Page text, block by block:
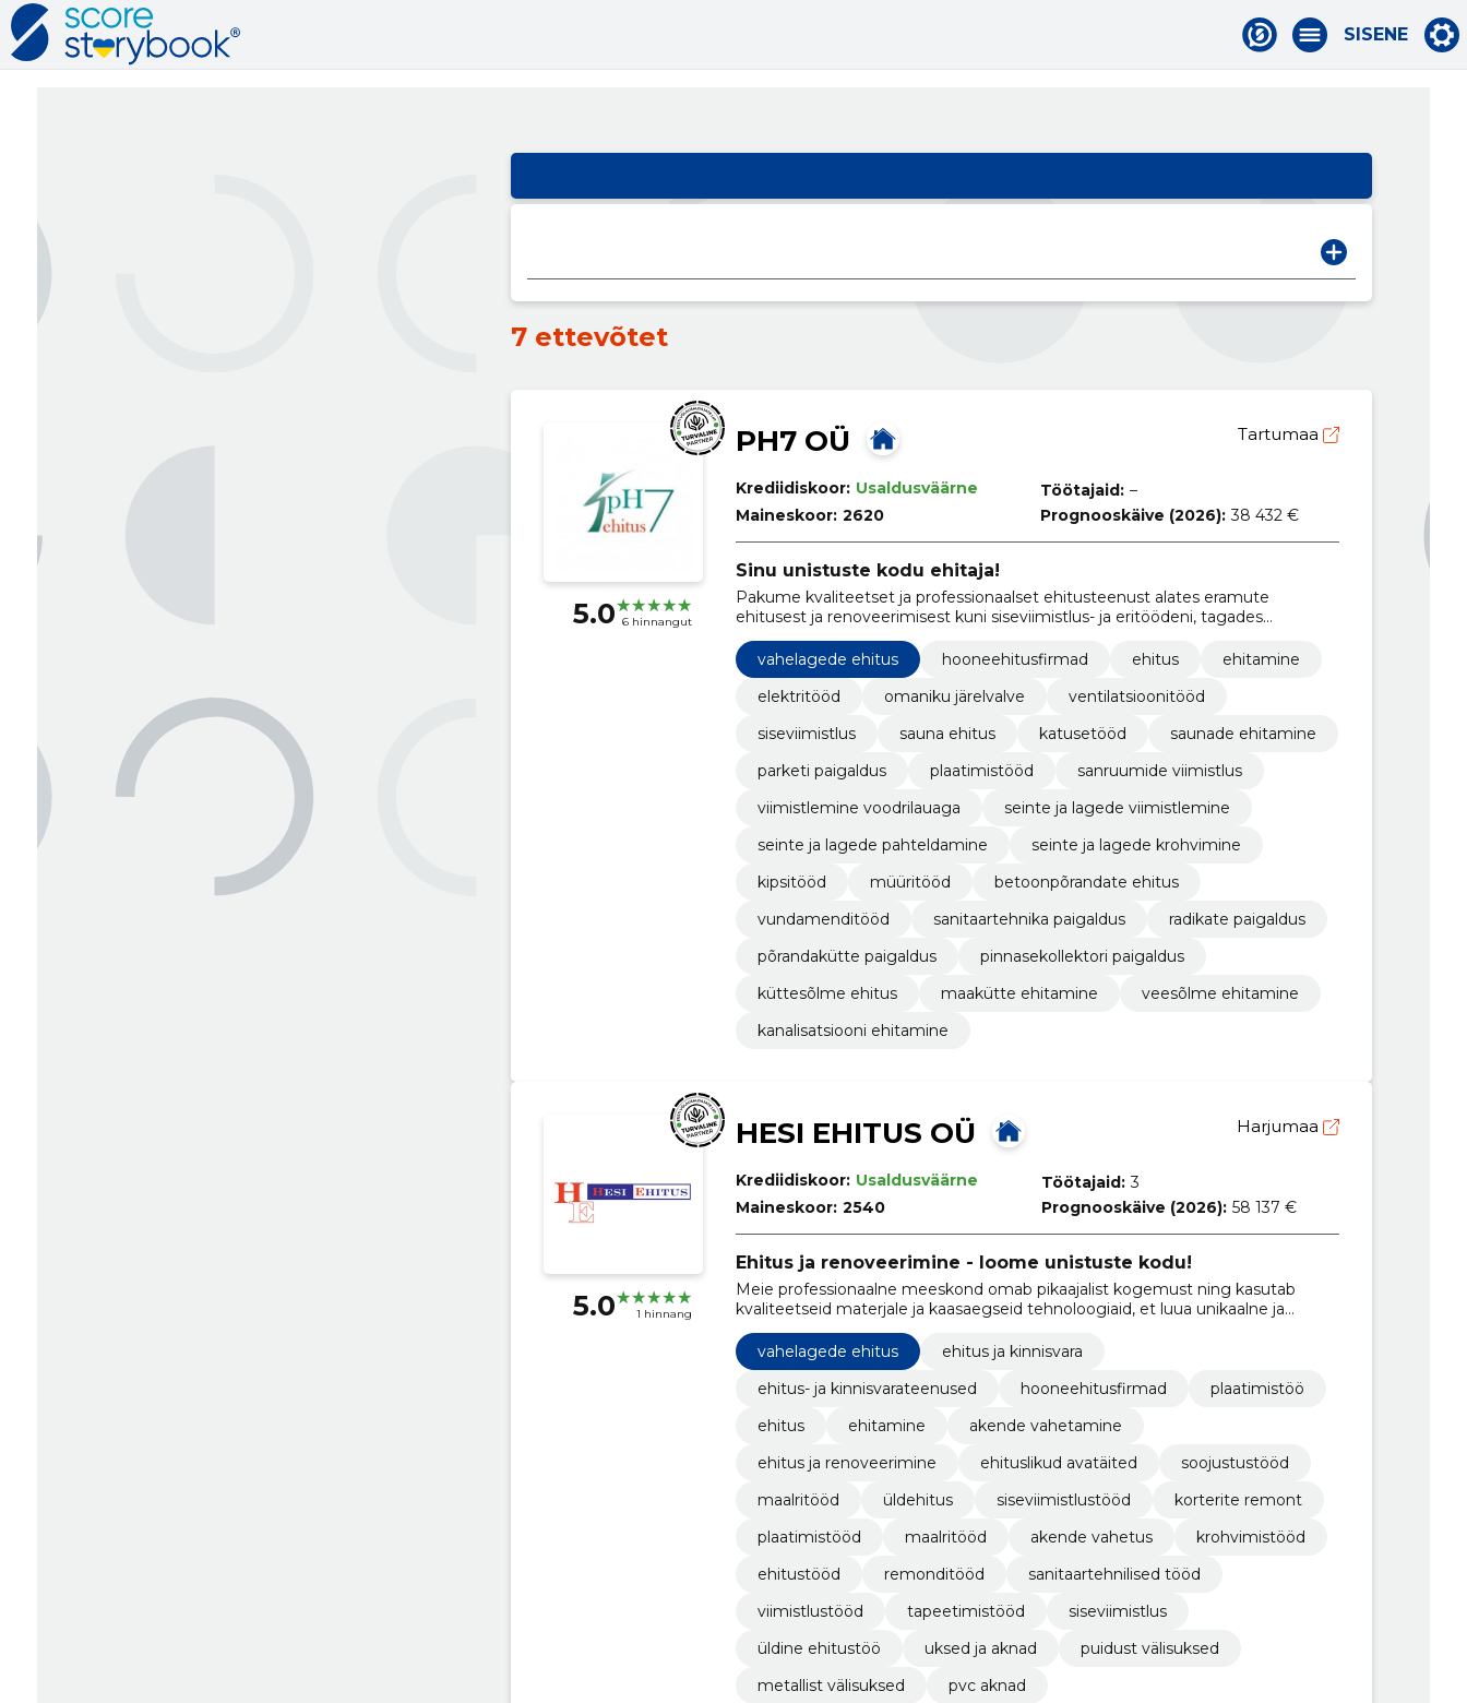
SISENE
7 ettevõtet
5.0 6 hinnangut
PH7 OÜ Tartumaa
Krediidiskoor: Usaldusväärne
Maineskoor: 2620
Töötajaid: –
Prognooskäive (2026): 38 432 €
Sinu unistuste kodu ehitaja!
Pakume kvaliteetset ja professionaalset ehitusteenust alates eramute
ehitusest ja renoveerimisest kuni siseviimistlus- ja eritöödeni, tagades
vastupidavad ja stiilsed lahendused vastavalt klientide vajadustele.
vahelagede ehitus
hooneehitusfirmad ehitus
ehitamine
elektritööd
omaniku järelvalve
ventilatsioonitööd
siseviimistlus
sauna ehitus katusetööd
saunade ehitamine
parketi paigaldus
plaatimistööd
sanruumide viimistlus
viimistlemine voodrilauaga
seinte ja lagede viimistlemine
seinte ja lagede pahteldamine
seinte ja lagede krohvimine
kipsitööd
müüritööd
betoonpõrandate ehitus
vundamenditööd
sanitaartehnika paigaldus
radikate paigaldus
põrandakütte paigaldus
pinnasekollektori paigaldus
küttesõlme ehitus
maakütte ehitamine
veesõlme ehitamine
kanalisatsiooni ehitamine
5.0 1 hinnang
HESI EHITUS OÜ Harjumaa
Krediidiskoor: Usaldusväärne
Maineskoor: 2540
Töötajaid: 3
Prognooskäive (2026): 58 137 €
Ehitus ja renoveerimine - loome unistuste kodu!
Meie professionaalne meeskond omab pikaajalist kogemust ning kasutab
kvaliteetseid materjale ja kaasaegseid tehnoloogiaid, et luua unikaalne ja
vahelagede ehitus
ehitus ja kinnisvara
ehitus- ja kinnisvarateenused
hooneehitusfirmad
plaatimistöö
ehitus
ehitamine
akende vahetamine
ehitus ja renoveerimine
ehituslikud avatäited
soojustustööd
maalritööd
üldehitus siseviimistlustööd
korterite remont
plaatimistööd
maalritööd akende vahetus
krohvimistööd
ehitustööd
remonditööd
sanitaartehnilised tööd
viimistlustööd
tapeetimistööd
siseviimistlus
üldine ehitustöö
uksed ja aknad
puidust välisuksed
metallist välisuksed
pvc aknad